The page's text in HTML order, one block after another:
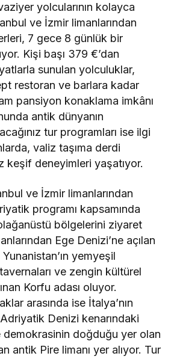
yolcularının kolayca
ve İzmir limanlarından
, 7 gece 8 günlük bir
Kişi başı 379 €’dan
sunulanyolculuklar,
restoran ve barlara kadar
pansiyon konaklama imkânı
antik dünyanın
tur programları ise ilgi
valiz taşıma derdi
keşif deneyimleri yaşatıyor.
ve İzmir limanlarından
programı kapsamında
bölgelerini ziyaret
Ege Denizi’ne açılan
Yunanistan’ınyemyeşil
ve zengin kültürel
Korfu adası oluyor.
arasında ise İtalya’nın
Denizi kenarındaki
demokrasinin doğduğu yer olan
antik Pire limanı yer alıyor. Tur